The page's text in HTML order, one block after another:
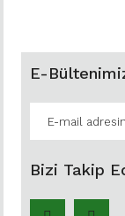
E-
Bizi Takip